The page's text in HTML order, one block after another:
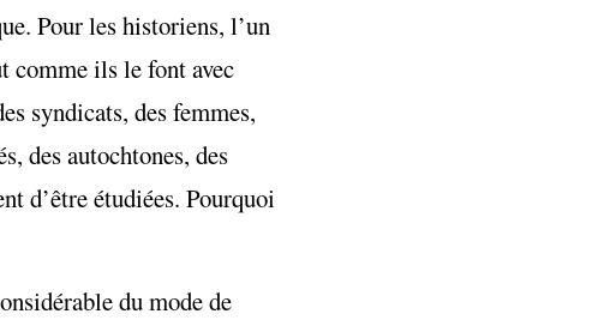
Pour les historiens, l’un
comme ils le font avec
syndicats, des femmes,
des autochtones, des
d’être étudiées. Pourquoi
du mode de